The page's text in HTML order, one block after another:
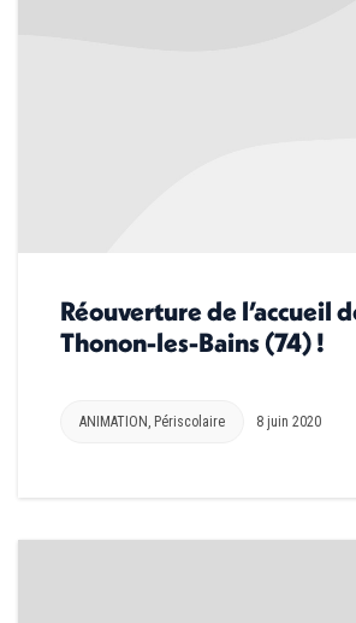
Réouverture de l’accueil
Thonon-les-Bains (74) !
ANIMATION Périscolaire 8 juin 2020